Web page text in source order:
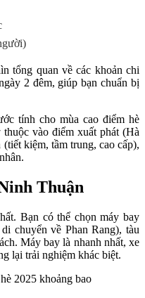
tổng quan về các khoản chi
2 đêm, giúp bạn chuẩn bị
tính cho mùa cao điểm hè
vào điểm xuất phát (Hà
kiệm, tầm trung, cao cấp),
Thuận
Bạn có thể chọn máy bay
chuyển về Phan Rang), tàu
Máy bay là nhanh nhất, xe
lại trải nghiệm khác biệt.